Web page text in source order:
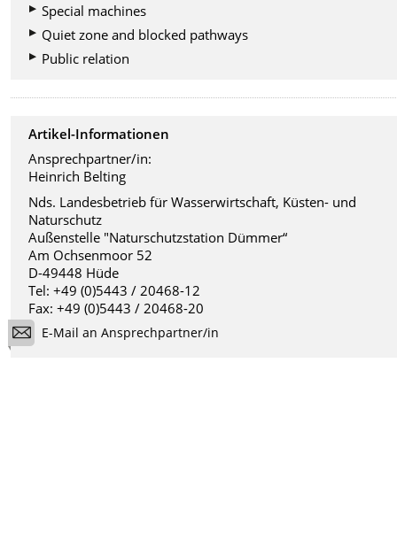
Special machines
Quiet zone and blocked pathways
Public relation
Artikel-Informationen
Ansprechpartner/in:
Heinrich Belting
Nds. Landesbetrieb für Wasserwirtschaft, Küsten- und
Naturschutz
Außenstelle "Naturschutzstation Dümmer“
Am Ochsenmoor 52
D-49448 Hüde
Tel: +49 (0)5443 / 20468-12
Fax: +49 (0)5443 / 20468-20
E-Mail an Ansprechpartner/in